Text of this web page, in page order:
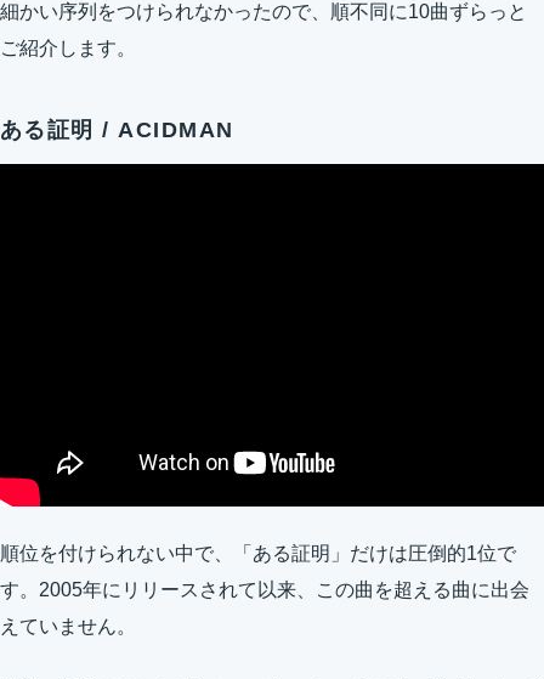
細かい序列をつけられなかったので、順不同に10曲ずらっと
ご紹介します。
ある証明 / ACIDMAN
順位を付けられない中で、「ある証明」だけは圧倒的1位で
す。2005年にリリースされて以来、この曲を超える曲に出会
えていません。